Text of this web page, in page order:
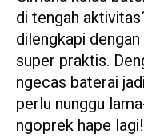
di tengah
dilengkapi
super praktis.
ngecas baterai
perlu nunggu
ngoprek hape lagi!